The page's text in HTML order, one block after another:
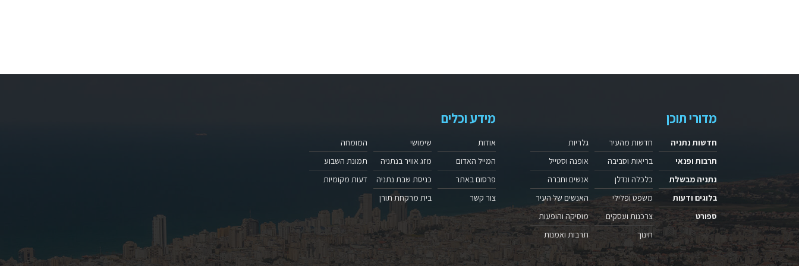
מדורי תוכן
חדשות נתניה
תרבות ופנאי
נתניה מבשלת
בלוגים ודעות
ספורט
חדשות מהעיר
בריאות וסביבה
כלכלה ונדלן
משפט ופלילי
צרכנות ועסקים
חינוך
גלריות
אופנה וסטייל
אנשים וחברה
האנשים של העיר
מוסיקה והופעות
תרבות ואמנות
מידע וכלים
אודות
המייל האדום
פרסום באתר
צור קשר
שימושי
מזג אוויר בנתניה
כניסת שבת נתניה
בית מרקחת תורן
המומחה
תמונת השבוע
דעות מקומיות